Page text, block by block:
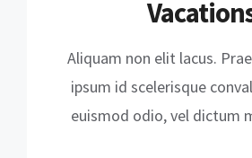
Aliquam non elit lacus.
ipsum id scelerisque
euismod odio, vel dictum